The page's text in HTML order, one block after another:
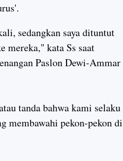
sedangkan saya dituntut
mereka," kata Ss saat
Paslon Dewi-Ammar
tanda bahwa kami selaku
membawahi pekon-pekon di